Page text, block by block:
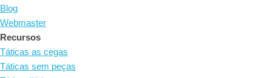
Blog
Webmaster
Recursos
Táticas as cegas
Táticas sem peças